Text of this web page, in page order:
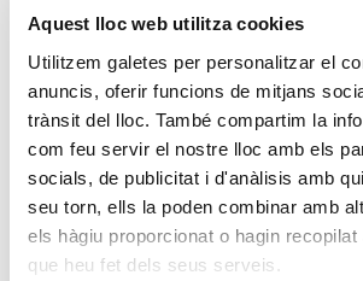
Aquest lloc web utilitza cookies
Utilitzem galetes per personalitzar el
anuncis, oferir funcions de mitjans
trànsit del lloc. També compartim la
com feu servir el nostre lloc amb els
socials, de publicitat i d'anàlisis amb
seu torn, ells la poden combinar amb
els hàgiu proporcionat o hagin recopilat
que heu fet dels seus serveis.
Universitat de Barcelona,
Posició: Professora, Grau en
l'Esport Període: setembre
actualitat Esports i Turisme
4t curs, 6 crèdits) Gestió
d'esdeveniments esportius